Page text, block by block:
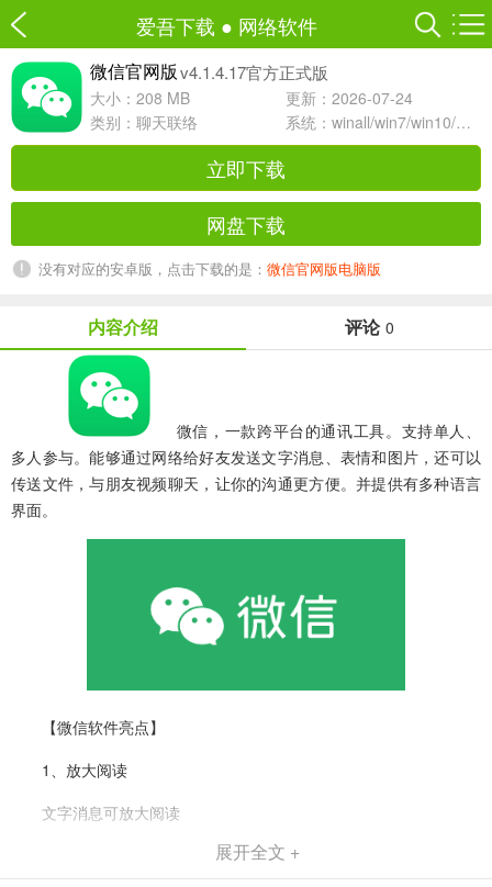
爱吾下载 ● 网络软件
微信官网版 v4.1.4.17官方正式版
大小：208 MB
更新：2026-07-24
类别： 聊天联络 系统：winall/win7/win10/win11
立即下载
网盘下载
没有对应的安卓版，点击下载的是： 微信官网版电脑版
内容介绍 评论 0
微信 ，一款跨平台的通讯工具。支持单人、
多人参与。能够通过网络给好友发送文字消息、表情和图片，还可以
传送文件，与朋友视频聊天，让你的沟通更方便。并提供有多种语言
界面。
【微信软件亮点】
1、放大阅读
文字消息可放大阅读
展开全文 +